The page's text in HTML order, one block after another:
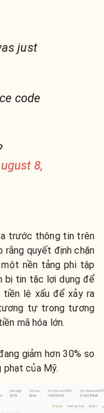
just
code
8,
trước thông tin trên
rằng quyết định chặn
nền tảng phi tập
bị tin tặc lợi dụng để
lệ xấu để xảy ra
tự trong tương
mã hóa lớn.
giảm hơn 30% so
của Mỹ.